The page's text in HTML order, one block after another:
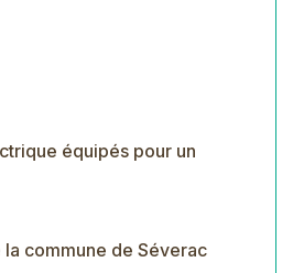
équipés pour un
commune de Séverac